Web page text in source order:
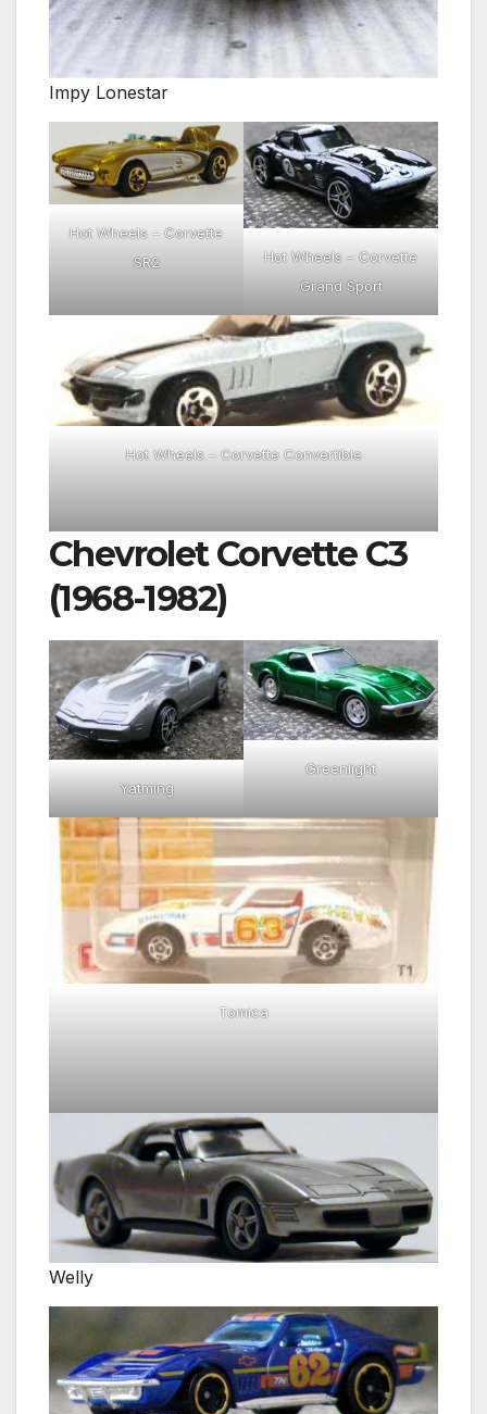
Impy Lonestar
Hot Wheels – Corvette
SR2
Hot Wheels – Corvette
Grand Sport
Hot Wheels – Corvette Convertible
Chevrolet Corvette C3
(1968-1982)
Yatming
Greenlight
Tomica
Welly